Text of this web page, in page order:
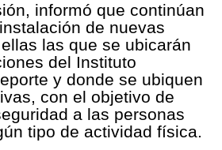
informó que continúan
de nuevas
las que se ubicarán
del Instituto
y donde se ubiquen
con el objetivo de
a las personas
tipo de actividad física.